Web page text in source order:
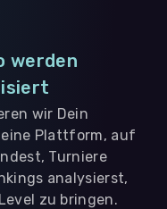
werden
wir Dein
eine Plattform, auf
Turniere
analysierst,
zu bringen.